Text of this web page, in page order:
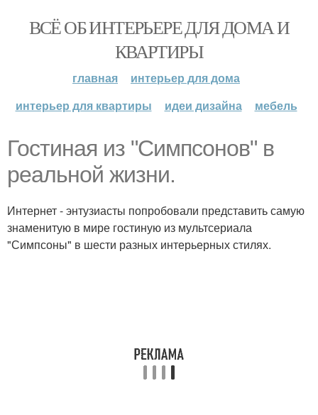
ВСЁ ОБ ИНТЕРЬЕРЕ ДЛЯ ДОМА И
КВАРТИРЫ
главная
интерьер для дома
интерьер для квартиры
идеи дизайна мебель
Гостиная из "Симпсонов" в
реальной жизни.
Интернет - энтузиасты попробовали представить самую
знаменитую в мире гостиную из мультсериала
"Симпсоны" в шести разных интерьерных стилях.